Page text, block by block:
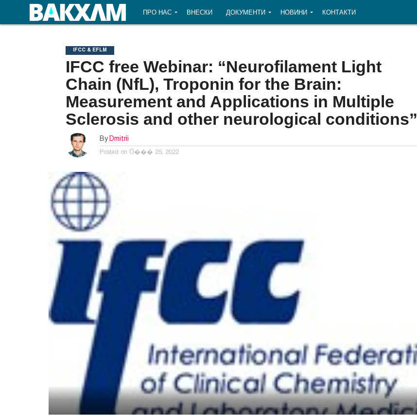
ПРО НАС ВНЕСКИ ДОКУМЕНТИ НОВИНИ КОНТАКТИ
IFCC & EFLM
IFCC free Webinar: “Neurofilament Light
Chain (NfL), Troponin for the Brain:
Measurement and Applications in Multiple
Sclerosis and other neurological conditions”
By Dmitrii
Posted on Ӧ��� 25, 2022